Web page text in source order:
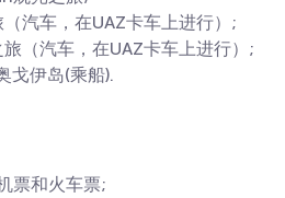
汽车，在UAZ卡车上进行）;
（汽车，在UAZ卡车上进行）;
戈伊岛(乘船).
票和火车票;